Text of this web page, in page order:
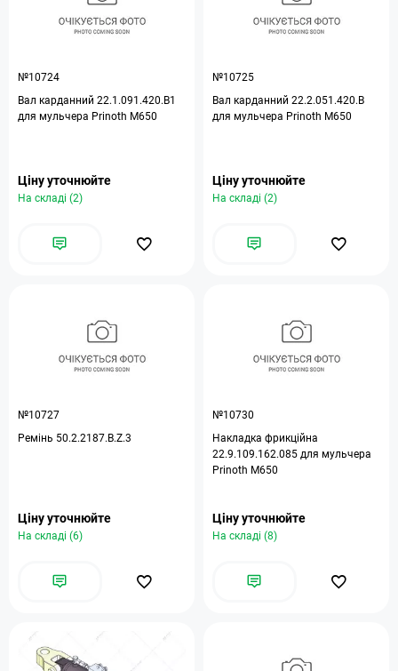
№10724
Вал карданний 22.1.091.420.B1
для мульчера Prinoth M650
Ціну уточнюйте
На складі (2)
№10725
Вал карданний 22.2.051.420.B
для мульчера Prinoth M650
Ціну уточнюйте
На складі (2)
№10727
Ремінь 50.2.2187.B.Z.3
Ціну уточнюйте
На складі (6)
№10730
Накладка фрикційна
22.9.109.162.085 для мульчера
Prinoth M650
Ціну уточнюйте
На складі (8)